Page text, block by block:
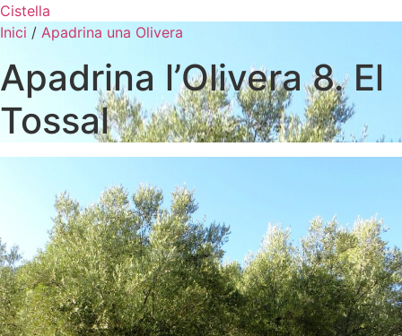
Cistella
Inici / Apadrina una Olivera
Apadrina l’Olivera 8. El
Tossal